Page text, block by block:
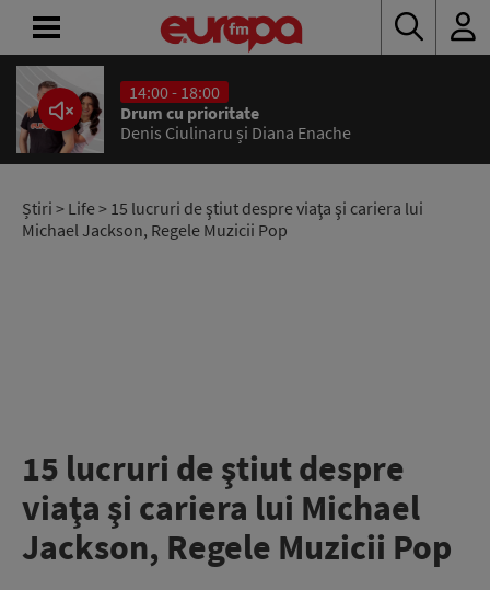
14:00 - 18:00
Drum cu prioritate
Denis Ciulinaru și Diana Enache
Știri > Life> 15 lucruri de ştiut despre viaţa şi cariera lui
Michael Jackson, Regele Muzicii Pop
15 lucruri de ştiut despre
viaţa şi cariera lui Michael
Jackson, Regele Muzicii Pop
ACASĂ
ȘTIRI
RADIO